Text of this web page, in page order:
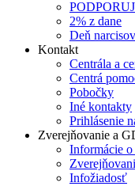
2% z dane
Deň narcisov
Kontakt
Centrála a
Centrá
Pobočky
Iné kontakty
Prihlásenie
Zverejňovanie a
Informácie
Infožiadosť